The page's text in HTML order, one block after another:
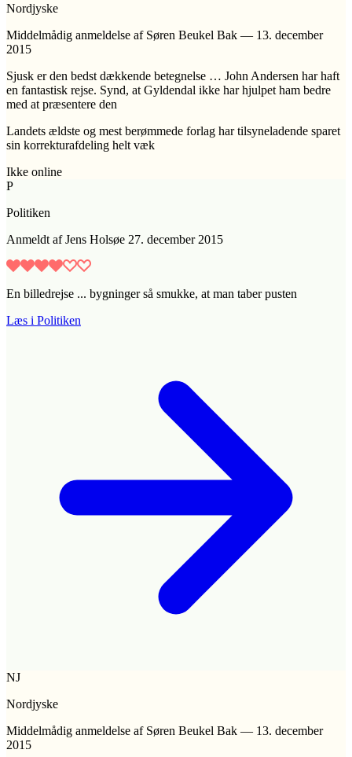
Nordjyske
Middelmådig anmeldelse af Søren Beukel Bak — 13. december
2015
Sjusk er den bedst dækkende betegnelse … John Andersen har haft
en fantastisk rejse. Synd, at Gyldendal ikke har hjulpet ham bedre
med at præsentere den
Landets ældste og mest berømmede forlag har tilsyneladende sparet
sin korrekturafdeling helt væk
Ikke online
P
Politiken
Anmeldt afJens Holsøe 27. december 2015
En billedrejse ... bygninger så smukke, at man taber pusten
Læs i Politiken
NJ
Nordjyske
Middelmådig anmeldelse af Søren Beukel Bak — 13. december
2015